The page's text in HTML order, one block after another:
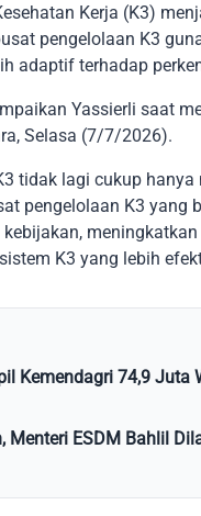
Kerja (K3)
pengelolaan K3
adaptif terhadap
Yassierli saat
Selasa (7/7/2026).
tidak lagi cukup
pengelolaan K3 yang
K3 yang lebih
Kemendagri 74,9 Juta
Menteri ESDM Bahlil